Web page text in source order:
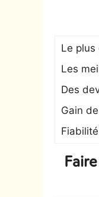
Le plus
Les
Des
Gain